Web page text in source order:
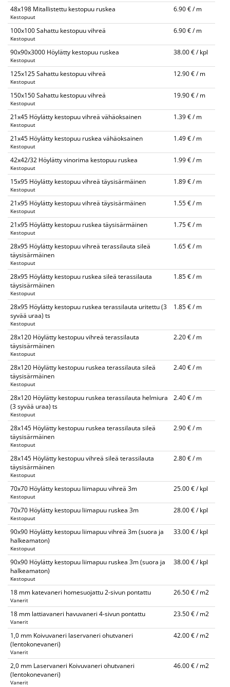
48x198 Mitallistettu kestopuu ruskea
Kestopuut
6.90 € / m
100x100 Sahattu kestopuu vihreä
Kestopuut
6.90 € / m
90x90x3000 Höylätty kestopuu ruskea
Kestopuut
38.00 € / kpl
125x125 Sahattu kestopuu vihreä
Kestopuut
12.90 € / m
150x150 Sahattu kestopuu vihreä
Kestopuut
19.90 € / m
21x45 Höylätty kestopuu vihreä vähäoksainen
Kestopuut
1.39 € / m
21x45 Höylätty kestopuu ruskea vähäoksainen
Kestopuut
1.49 € / m
42x42/32 Höylätty vinorima kestopuu ruskea
Kestopuut
1.99 € / m
15x95 Höylätty kestopuu vihreä täysisärmäinen
Kestopuut
1.89 € / m
21x95 Höylätty kestopuu vihreä täysisärmäinen
Kestopuut
1.55 € / m
21x95 Höylätty kestopuu ruskea täysisärmäinen
Kestopuut
1.75 € / m
28x95 Höylätty kestopuu vihreä terassilauta sileä
täysisärmäinen
Kestopuut
1.65 € / m
28x95 Höylätty kestopuu ruskea sileä terassilauta
täysisärmäinen
Kestopuut
1.85 € / m
28x95 Höylätty kestopuu ruskea terassilauta uritettu (3
syvää uraa) ts
Kestopuut
1.85 € / m
28x120 Höylätty kestopuu vihreä terassilauta
täysisärmäinen
Kestopuut
2.20 € / m
28x120 Höylätty kestopuu ruskea terassilauta sileä
täysisärmäinen
Kestopuut
2.40 € / m
28x120 Höylätty kestopuu ruskea terassilauta helmiura
(3 syvää uraa) ts
Kestopuut
2.40 € / m
28x145 Höylätty kestopuu ruskea terassilauta sileä
täysisärmäinen
Kestopuut
2.90 € / m
28x145 Höylätty kestopuu vihreä sileä terassilauta
täysisärmäinen
Kestopuut
2.80 € / m
70x70 Höylätty kestopuu liimapuu vihreä 3m
Kestopuut
25.00 € / kpl
70x70 Höylätty kestopuu liimapuu ruskea 3m
Kestopuut
28.00 € / kpl
90x90 Höylätty kestopuu liimapuu vihreä 3m (suora ja
halkeamaton)
Kestopuut
33.00 € / kpl
90x90 Höylätty kestopuu liimapuu ruskea 3m (suora ja
halkeamaton)
Kestopuut
38.00 € / kpl
18 mm katevaneri homesuojattu 2-sivun pontattu
Vanerit
26.50 € / m2
18 mm lattiavaneri havuvaneri 4-sivun pontattu
Vanerit
23.50 € / m2
1,0 mm Koivuvaneri laservaneri ohutvaneri
(lentokonevaneri)
Vanerit
42.00 € / m2
2,0 mm Laservaneri Koivuvaneri ohutvaneri
(lentokonevaneri)
Vanerit
46.00 € / m2